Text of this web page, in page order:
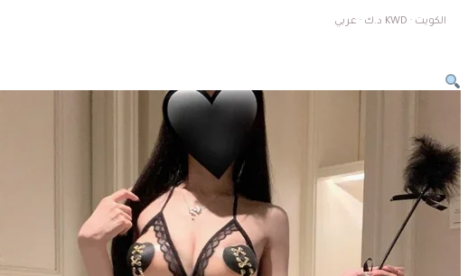
الكويت · KWD د.ك · عربي